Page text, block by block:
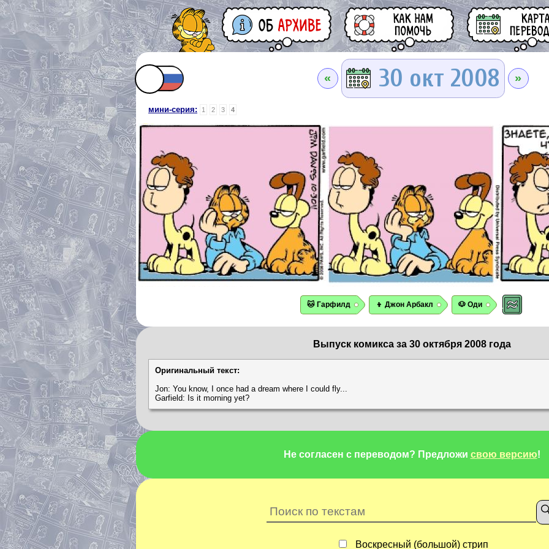
« 30 окт 2008 »
мини-серия: 1 2 3 4
🐱 Гарфилд 👦 Джон Арбакл 🐶 Оди
Выпуск комикса за 30 октября 2008 года
Оригинальный текст:
Jon: You know, I once had a dream where I could fly...
Garfield: Is it morning yet?
Не согласен с переводом? Предложи свою версию!
Воскресный (большой) стрип